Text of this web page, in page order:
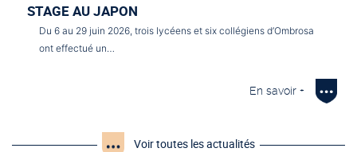
STAGE AU JAPON
Du 6 au 29 juin 2026, trois lycéens et six collégiens d’Ombrosa
ont effectué un…
En savoir +
Voir toutes les actualités